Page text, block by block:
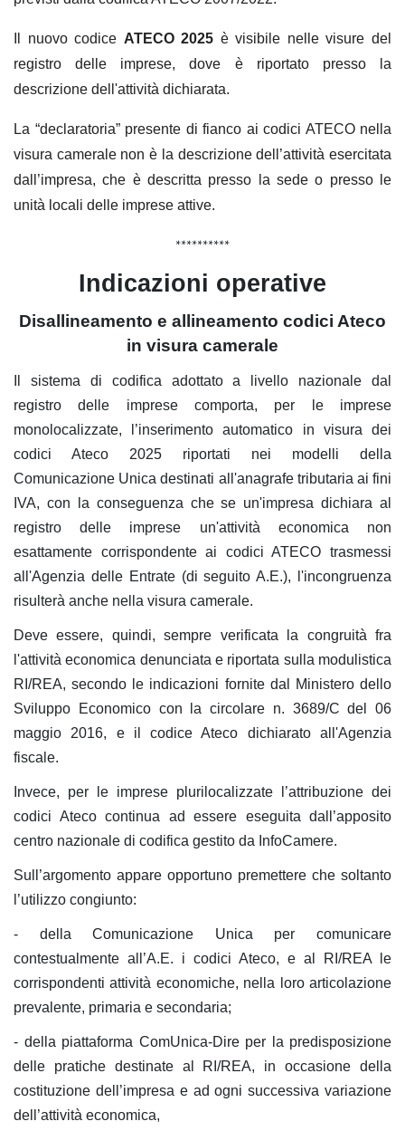
Il nuovo codice ATECO 2025 è visibile nelle visure del
registro delle imprese, dove è riportato presso la
descrizione dell'attività dichiarata.
La “declaratoria” presente di fianco ai codici ATECO nella
visura camerale non è la descrizione dell’attività esercitata
dall’impresa, che è descritta presso la sede o presso le
unità locali delle imprese attive.
**********
Indicazioni operative
Disallineamento e allineamento codici Ateco
in visura camerale
Il sistema di codifica adottato a livello nazionale dal
registro delle imprese comporta, per le imprese
monolocalizzate, l’inserimento automatico in visura dei
codici Ateco 2025 riportati nei modelli della
Comunicazione Unica destinati all'anagrafe tributaria ai fini
IVA, con la conseguenza che se un'impresa dichiara al
registro delle imprese un'attività economica non
esattamente corrispondente ai codici ATECO trasmessi
all'Agenzia delle Entrate (di seguito A.E.), l'incongruenza
risulterà anche nella visura camerale.
Deve essere, quindi, sempre verificata la congruità fra
l'attività economica denunciata e riportata sulla modulistica
RI/REA, secondo le indicazioni fornite dal Ministero dello
Sviluppo Economico con la circolare n. 3689/C del 06
maggio 2016, e il codice Ateco dichiarato all'Agenzia
fiscale.
Invece, per le imprese plurilocalizzate l’attribuzione dei
codici Ateco continua ad essere eseguita dall’apposito
centro nazionale di codifica gestito da InfoCamere.
Sull’argomento appare opportuno premettere che soltanto
l’utilizzo congiunto:
- della Comunicazione Unica per comunicare
contestualmente all’A.E. i codici Ateco, e al RI/REA le
corrispondenti attività economiche, nella loro articolazione
prevalente, primaria e secondaria;
- della piattaforma ComUnica-Dire per la predisposizione
delle pratiche destinate al RI/REA, in occasione della
costituzione dell’impresa e ad ogni successiva variazione
dell’attività economica,